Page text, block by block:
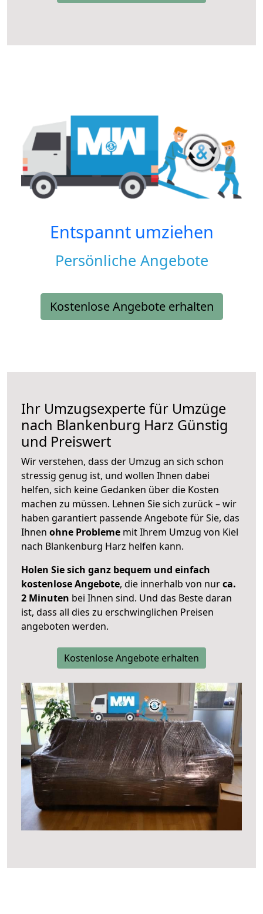
Entspannt umziehen
Persönliche Angebote
Kostenlose Angebote erhalten
Ihr Umzugsexperte für Umzüge
nach Blankenburg Harz Günstig
und Preiswert
Wir verstehen, dass der Umzug an sich schon
stressig genug ist, und wollen Ihnen dabei
helfen, sich keine Gedanken über die Kosten
machen zu müssen. Lehnen Sie sich zurück – wir
haben garantiert passende Angebote für Sie, das
Ihnen ohne Probleme mit Ihrem Umzug von Kiel
nach Blankenburg Harz helfen kann.
Holen Sie sich ganz bequem und einfach
kostenlose Angebote, die innerhalb von nurca.
2 Minuten bei Ihnen sind. Und das Beste daran
ist, dass all dies zu erschwinglichen Preisen
angeboten werden.
Kostenlose Angebote erhalten